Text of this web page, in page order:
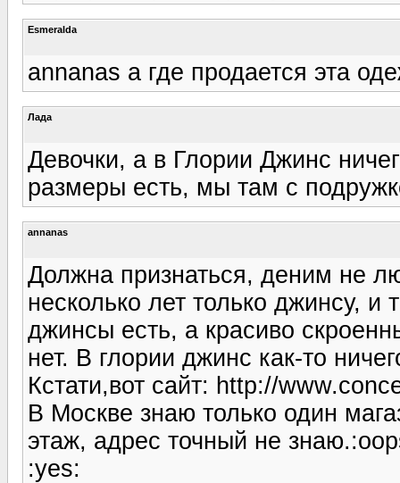
Esmeralda
annanas а где продается эта
Лада
Девочки, а в Глории Джинс
размеры есть, мы там с
annanas
Должна признаться, деним не
несколько лет только джинсу,
джинсы есть, а красиво
нет. В глории джинс как-то
Кстати,вот сайт: http://
В Москве знаю только один
этаж, адрес точный не
:yes: